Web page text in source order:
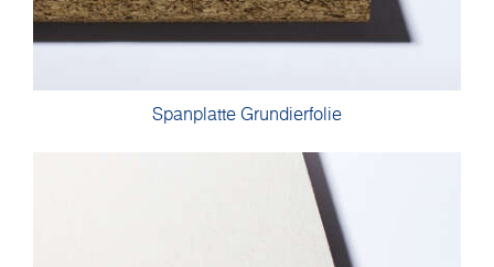
Spanplatte Grundierfolie